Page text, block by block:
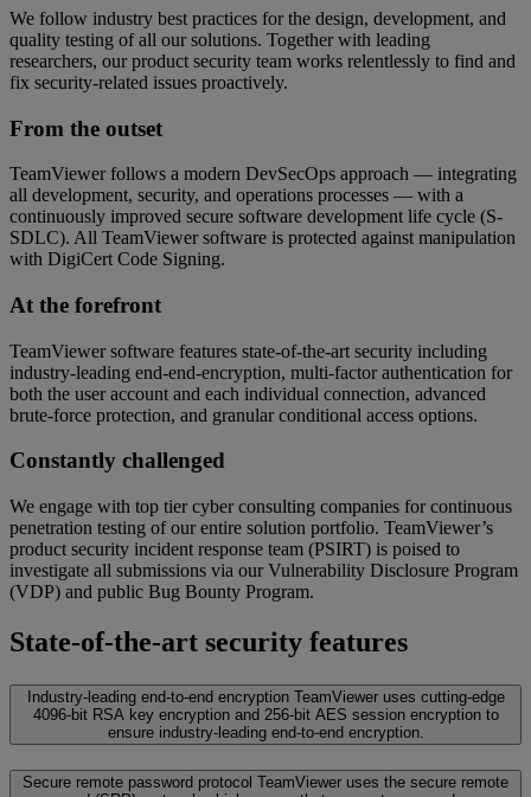
We follow industry best practices for the design, development, and
quality testing of all our solutions. Together with leading
researchers, our product security team works relentlessly to find and
fix security-related issues proactively.
From the outset
TeamViewer follows a modern DevSecOps approach — integrating
all development, security, and operations processes — with a
continuously improved secure software development life cycle (S-
SDLC). All TeamViewer software is protected against manipulation
with DigiCert Code Signing.
At the forefront
TeamViewer software features state-of-the-art security including
industry-leading end-end-encryption, multi-factor authentication for
both the user account and each individual connection, advanced
brute-force protection, and granular conditional access options.
Constantly challenged
We engage with top tier cyber consulting companies for continuous
penetration testing of our entire solution portfolio. TeamViewer’s
product security incident response team (PSIRT) is poised to
investigate all submissions via our Vulnerability Disclosure Program
(VDP) and public Bug Bounty Program.
State-of-the-art security features
Industry-leading end-to-end encryption TeamViewer uses cutting-edge
4096-bit RSA key encryption and 256-bit AES session encryption to
ensure industry-leading end-to-end encryption.
Secure remote password protocol TeamViewer uses the secure remote